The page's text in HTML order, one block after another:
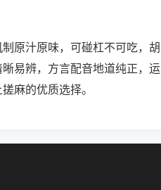
原汁原味，可碰杠不可吃，胡
易辨，方言配音地道纯正，运
麻的优质选择。